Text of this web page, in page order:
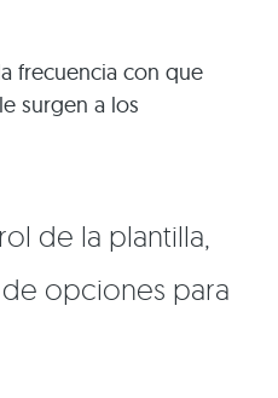
frecuencia con que
surgen a los
de la plantilla,
opciones para